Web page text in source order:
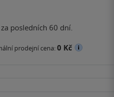
posledních 60 dní.
prodejní cena:0 Kč